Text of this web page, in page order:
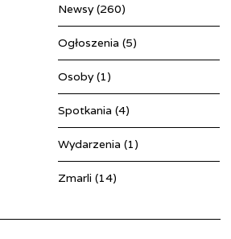
Newsy(260)
Ogłoszenia (5)
Osoby(1)
Spotkania (4)
Wydarzenia (1)
Zmarli (14)